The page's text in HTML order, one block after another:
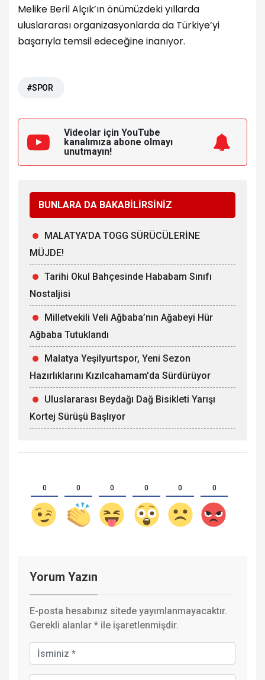
Melike Beril Alçık’ın önümüzdeki yıllarda
uluslararası organizasyonlarda da Türkiye’yi
başarıyla temsil edeceğine inanıyor.
#SPOR
Videolar için YouTube
kanalımıza abone olmayı
unutmayın!
BUNLARA DA BAKABİLİRSİNİZ
MALATYA’DA TOGG SÜRÜCÜLERİNE
MÜJDE!
Tarihi Okul Bahçesinde Hababam Sınıfı
Nostaljisi
Milletvekili Veli Ağbaba’nın Ağabeyi Hür
Ağbaba Tutuklandı
Malatya Yeşilyurtspor, Yeni Sezon
Hazırlıklarını Kızılcahamam'da Sürdürüyor
Uluslararası Beydağı Dağ Bisikleti Yarışı
Kortej Sürüşü Başlıyor
0 0 0 0 0 0
Yorum Yazın
E-posta hesabınız sitede yayımlanmayacaktır.
Gerekli alanlar * ile işaretlenmişdir.